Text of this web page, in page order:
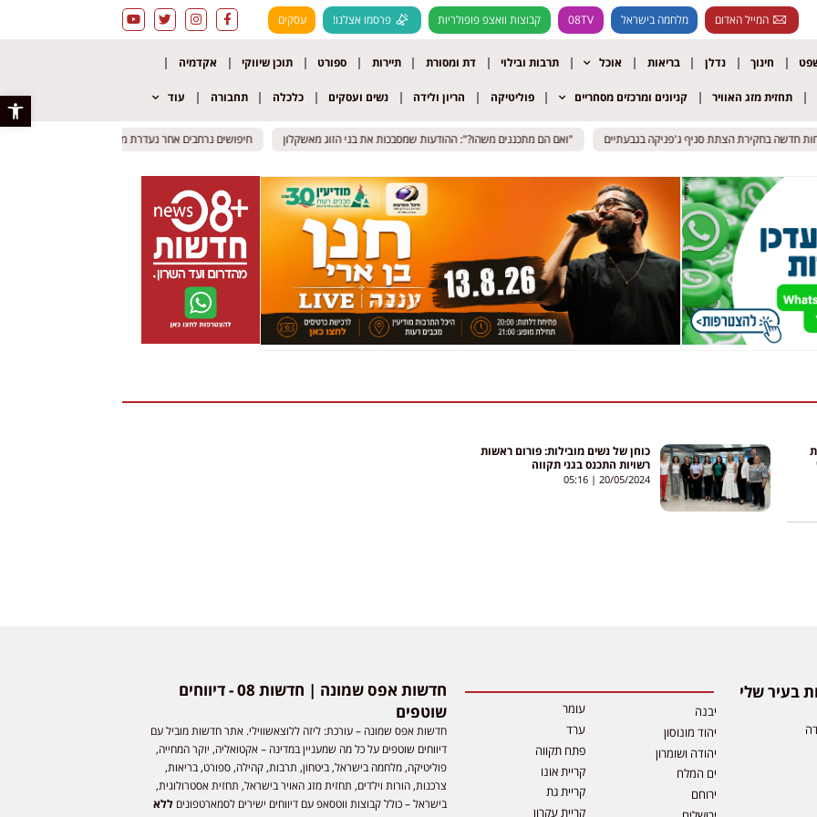
פתח
המייל האדום מלחמה בישראל 08TV קבוצות וואצפ פופולריות פרסמו אצלנו! עסקים
חינוך נדלן בריאות אוכל תרבות ובילוי דת ומסורת תיירות ספורט תוכן שיווקי אקדמיה
תחזית מזג האוויר קניונים ומרכזים מסחריים פוליטיקה הריון ולידה נשים ועסקים כלכלה תחבורה עוד
"ואם הם מתכננים משהו?": ההודעות שמסבכות את בני הזוג מאשקלון
"ואם הם מתכננים משהו?": ההודעות שמסבכות את בני הזוג מאשקלון חיפושים נרחבים אחר נעדרת מרמת גן
חיפושים נרחבים אחר נעדרת מרמת גן
כוחן של נשים מובילות: פורום ראשות
רשויות התכנס בגני תקווה
20/05/2024
בעיר שלי
יבנה
יהוד מונוסון
יהודה ושומרון
ים המלח
ירוחם
עומר
ערד
פתח תקווה
קריית אונו
קריית גת
קריית עקרון
חדשות אפס שמונה | חדשות 08 - דיווחים
שוטפים
חדשות אפס שמונה – עורכת: ליזה ללוצאשווילי. אתר חדשות מוביל עם
דיווחים שוטפים על כל מה שמעניין במדינה – אקטואליה, יוקר המחייה,
פוליטיקה, מלחמה בישראל, ביטחון, תרבות, קהילה, ספורט, בריאות,
צרכנות, הורות וילדים, תחזית מזג האויר בישראל, תחזית אסטרולוגית,
בישראל – כולל קבוצות ווטסאפ עם דיווחים ישירים לסמארטפוניםללא